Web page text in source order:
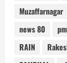
Muzaffarnagar
news 80
RAIN